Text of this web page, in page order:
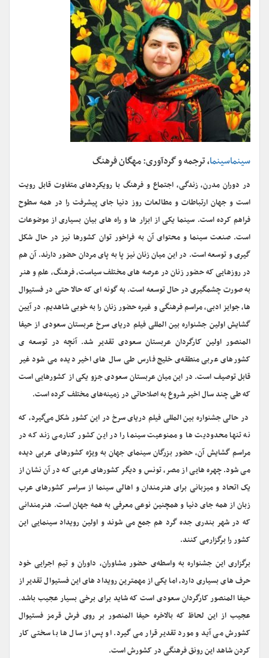
سینماسینما، ترجمه و گردآوری: مهگان فرهنگ
در دوران مدرن، زندگی، اجتماع و فرهنگ با رویکردهای متفاوت قابل رویت
است و جهان ارتباطات و مطالعات روز دنیا جای پیشرفت را در همه سطوح
فراهم کرده است. سینما یکی از ابزار ها و راه های بیان بسیاری از موضوعات
است. صنعت سینما و محتوای آن به فراخور توان کشورها نیز در حال شکل
گیری و توسعه است. در این میان زنان نیز پا به پای مردان حضور دارند. آن هم
در روزهایی که حضور زنان در عرصه های مختلف سیاست، فرهنگ، علم و هنر
به صورت چشمگیری در حال توسعه است. به گونه ای که حالا حتی در فستیوال
ها، جوایز ادبی، مراسم فرهنگی و غیره حضور زنان را به خوبی شاهدیم. در آیین
گشایش اولین جشنواره بین المللی فیلم دریای سرخ عربستان سعودی از حیفا
المنصور اولین کارگردان عربستان سعودی تقدیر شد. آنچه در توسعه ی
کشورهای عربی منطقه‌ی خلیج فارس طی سال های اخیر دیده می شود غیر
قابل توصیف است. در این میان عربستان سعودی جزو یکی از کشورهایی است
که طی چند سال اخیر شروع به اصلاحاتی در زمینه‌های مختلف کرده است.
در حالی جشنواره بین المللی فیلم دریای سرخ در این کشور شکل می‌گیرد، که
نه تنها محدودیت ها و ممنوعیت سینما را در این کشور کنارمی زند که در
مراسم گشایش آن، حضور بزرگان سینمای جهان به ویژه کشورهای عربی دیده
می شود. چهره هایی از مصر، تونس و دیگر کشورهای عربی که در آن نشان از
یک اتحاد و میزبانی برای هنرمندان و اهالی سینما از سراسر کشورهای عرب
زبان از همه جای دنیا و همچنین نوعی معرفی به همه جهان است. هنرمندانی
که در شهر بندری جده گرد هم جمع می شوند و اولین رویداد سینمایی این
کشور را برگزارمی کنند.
برگزاری این جشنواره به واسطه‌ی حضور مشاوران، داوران و تیم اجرایی خود
حرف های بسیاری دارد، اما یکی از مهمترین رویداد های این فستیوال تقدیر از
حیفا المنصور کارگردان سعودی است که شاید برای برخی بسیار عجیب باشد.
عجیب از این لحاظ که بالاخره حیفا المنصور بر روی فرش قرمز فستیوال
کشورش می آید و مورد تقدیر قرار می گیرد. او پس از سال ها با سختی کار
کردن شاهد این رونق فرهنگی در کشورش است.